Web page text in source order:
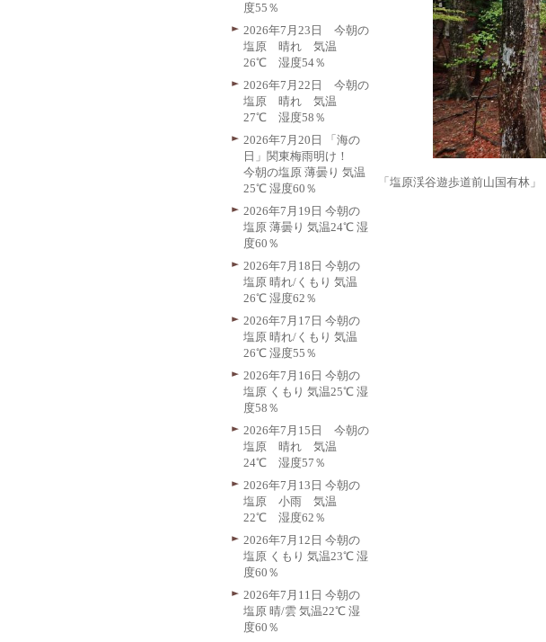
「塩原渓谷遊歩道前山国有林」
度55％
2026年7月23日 今朝の
塩原 晴れ 気温
26℃ 湿度54％
2026年7月22日 今朝の
塩原 晴れ 気温
27℃ 湿度58％
2026年7月20日 「海の
日」関東梅雨明け！
今朝の塩原 薄曇り 気温
25℃ 湿度60％
2026年7月19日 今朝の
塩原 薄曇り 気温24℃ 湿
度60％
2026年7月18日 今朝の
塩原 晴れ/くもり 気温
26℃ 湿度62％
2026年7月17日 今朝の
塩原 晴れ/くもり 気温
26℃ 湿度55％
2026年7月16日 今朝の
塩原 くもり 気温25℃ 湿
度58％
2026年7月15日 今朝の
塩原 晴れ 気温
24℃ 湿度57％
2026年7月13日 今朝の
塩原 小雨 気温
22℃ 湿度62％
2026年7月12日 今朝の
塩原 くもり 気温23℃ 湿
度60％
2026年7月11日 今朝の
塩原 晴/雲 気温22℃ 湿
度60％